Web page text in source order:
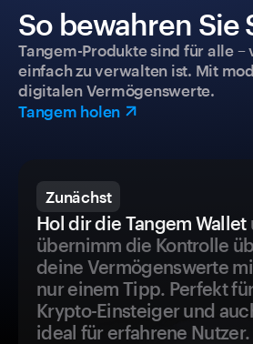
So bewahren Sie
Tangem-Produkte sind für alle –
einfach zu verwalten ist. Mit
digitalen Vermögenswerte.
Tangem holen
Zunächst
Hol dir die Tangem Wallet
übernimm die Kontrolle
deine Vermögenswerte
nur einem Tipp. Perfekt
Krypto-Einsteiger und
ideal für erfahrene Nutzer.